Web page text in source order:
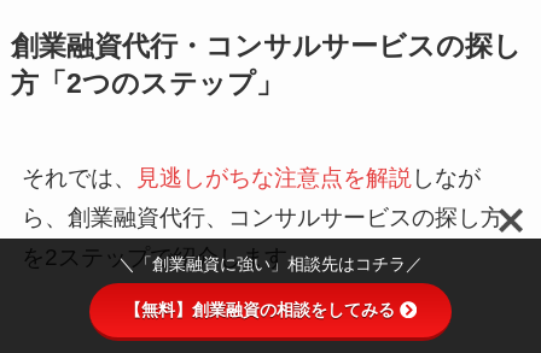
創業融資代行・コンサルサービスの探し
方「2つのステップ」
それでは、 見逃しがちな注意点を解説 しなが
ら、創業融資代行、コンサルサービスの探し方
を2ステップで紹介します。
＼「創業融資に強い」相談先はコチラ／
【無料】創業融資の相談をしてみる